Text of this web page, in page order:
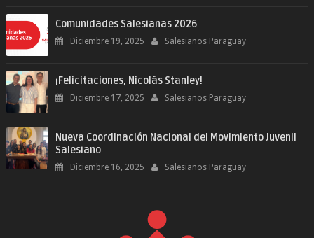
Comunidades Salesianas 2026
Diciembre 19, 2025 Salesianos Paraguay
¡Felicitaciones, Nicolás Stanley!
Diciembre 17, 2025 Salesianos Paraguay
Nueva Coordinación Nacional del Movimiento Juvenil
Salesiano
Diciembre 16, 2025 Salesianos Paraguay